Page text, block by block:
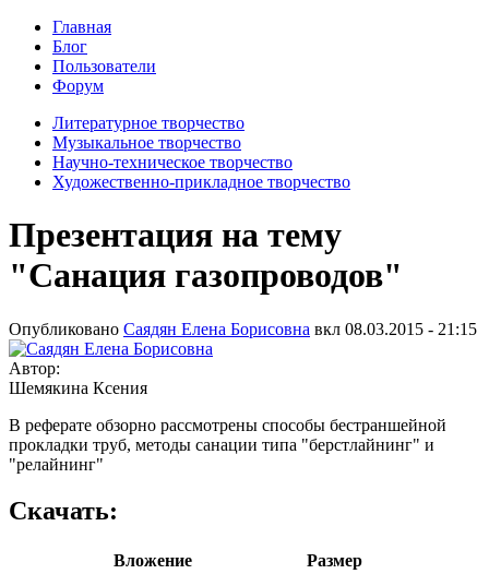
Главная
Блог
Пользователи
Форум
Литературное творчество
Музыкальное творчество
Научно-техническое творчество
Художественно-прикладное творчество
Презентация на тему
"Санация газопроводов"
Опубликовано Саядян Елена Борисовна вкл 08.03.2015 - 21:15
Автор:
Шемякина Ксения
В реферате обзорно рассмотрены способы бестраншейной
прокладки труб, методы санации типа "берстлайнинг" и
"релайнинг"
Скачать:
Вложение
Размер